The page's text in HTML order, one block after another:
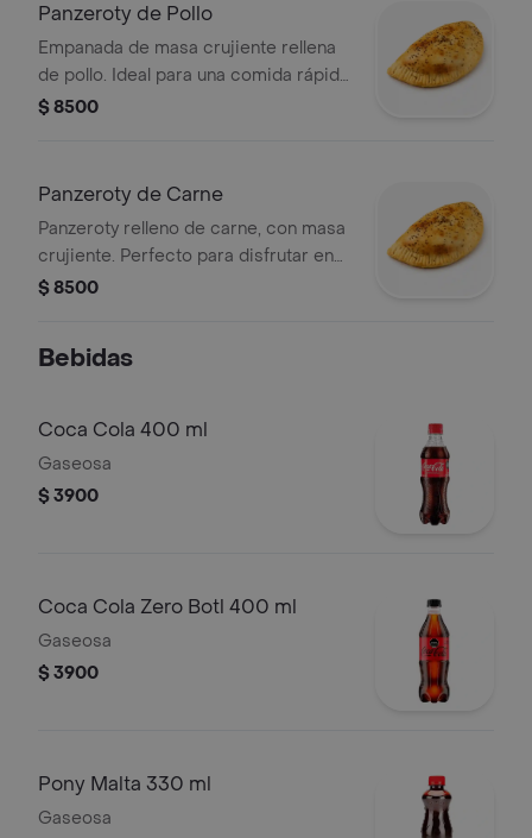
Panzeroty de Pollo
Empanada de masa crujiente rellena
de pollo. Ideal para una comida rápida
y sabrosa.
$ 8500
Panzeroty de Carne
Panzeroty relleno de carne, con masa
crujiente. Perfecto para disfrutar en
cualquier momento.
$ 8500
Bebidas
Coca Cola 400 ml
Gaseosa
$ 3900
Coca Cola Zero Botl 400 ml
Gaseosa
$ 3900
Pony Malta 330 ml
Gaseosa